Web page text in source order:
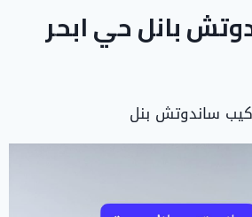
بانل حي ابحر
ساندوتش بنل